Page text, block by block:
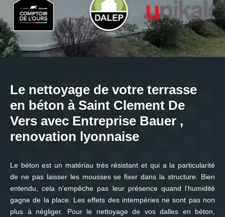
Le nettoyage de votre terrasse
en béton à Saint Clement De
Vers avec Entreprise Bauer ,
renovation lyonnaise
Le béton est un matériau très résistant et qui a la particularité
de ne pas laisser les mousses se fixer dans la structure. Bien
entendu, cela n’empêche pas leur présence quand l’humidité
gagne de la place. Les effets des intempéries ne sont pas non
plus à négliger. Pour le nettoyage de vos dalles en béton,